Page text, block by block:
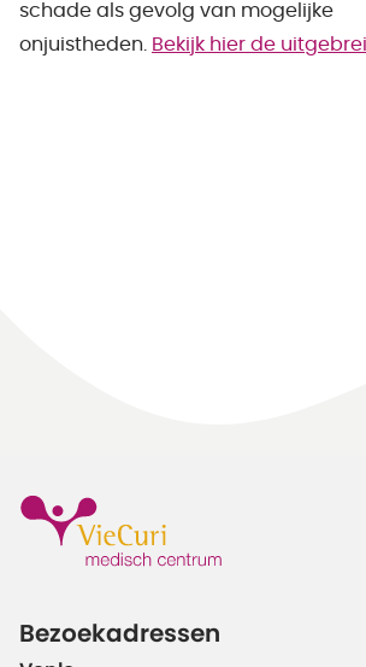
schade als gevolg van mogelijke
onjuistheden.
Bekijk hier de
Bezoekadressen